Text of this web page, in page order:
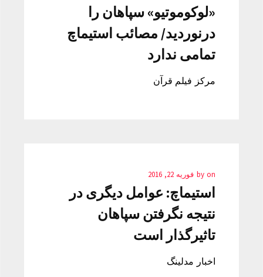
«لوکوموتیو» سپاهان را
درنوردید/ مصائب استیماچ
تمامی ندارد
مرکز فیلم قرآن
by on فوریه 22, 2016
استیماچ: عوامل دیگری در
نتیجه نگرفتن سپاهان
تاثیرگذار است
اخبار مدلینگ